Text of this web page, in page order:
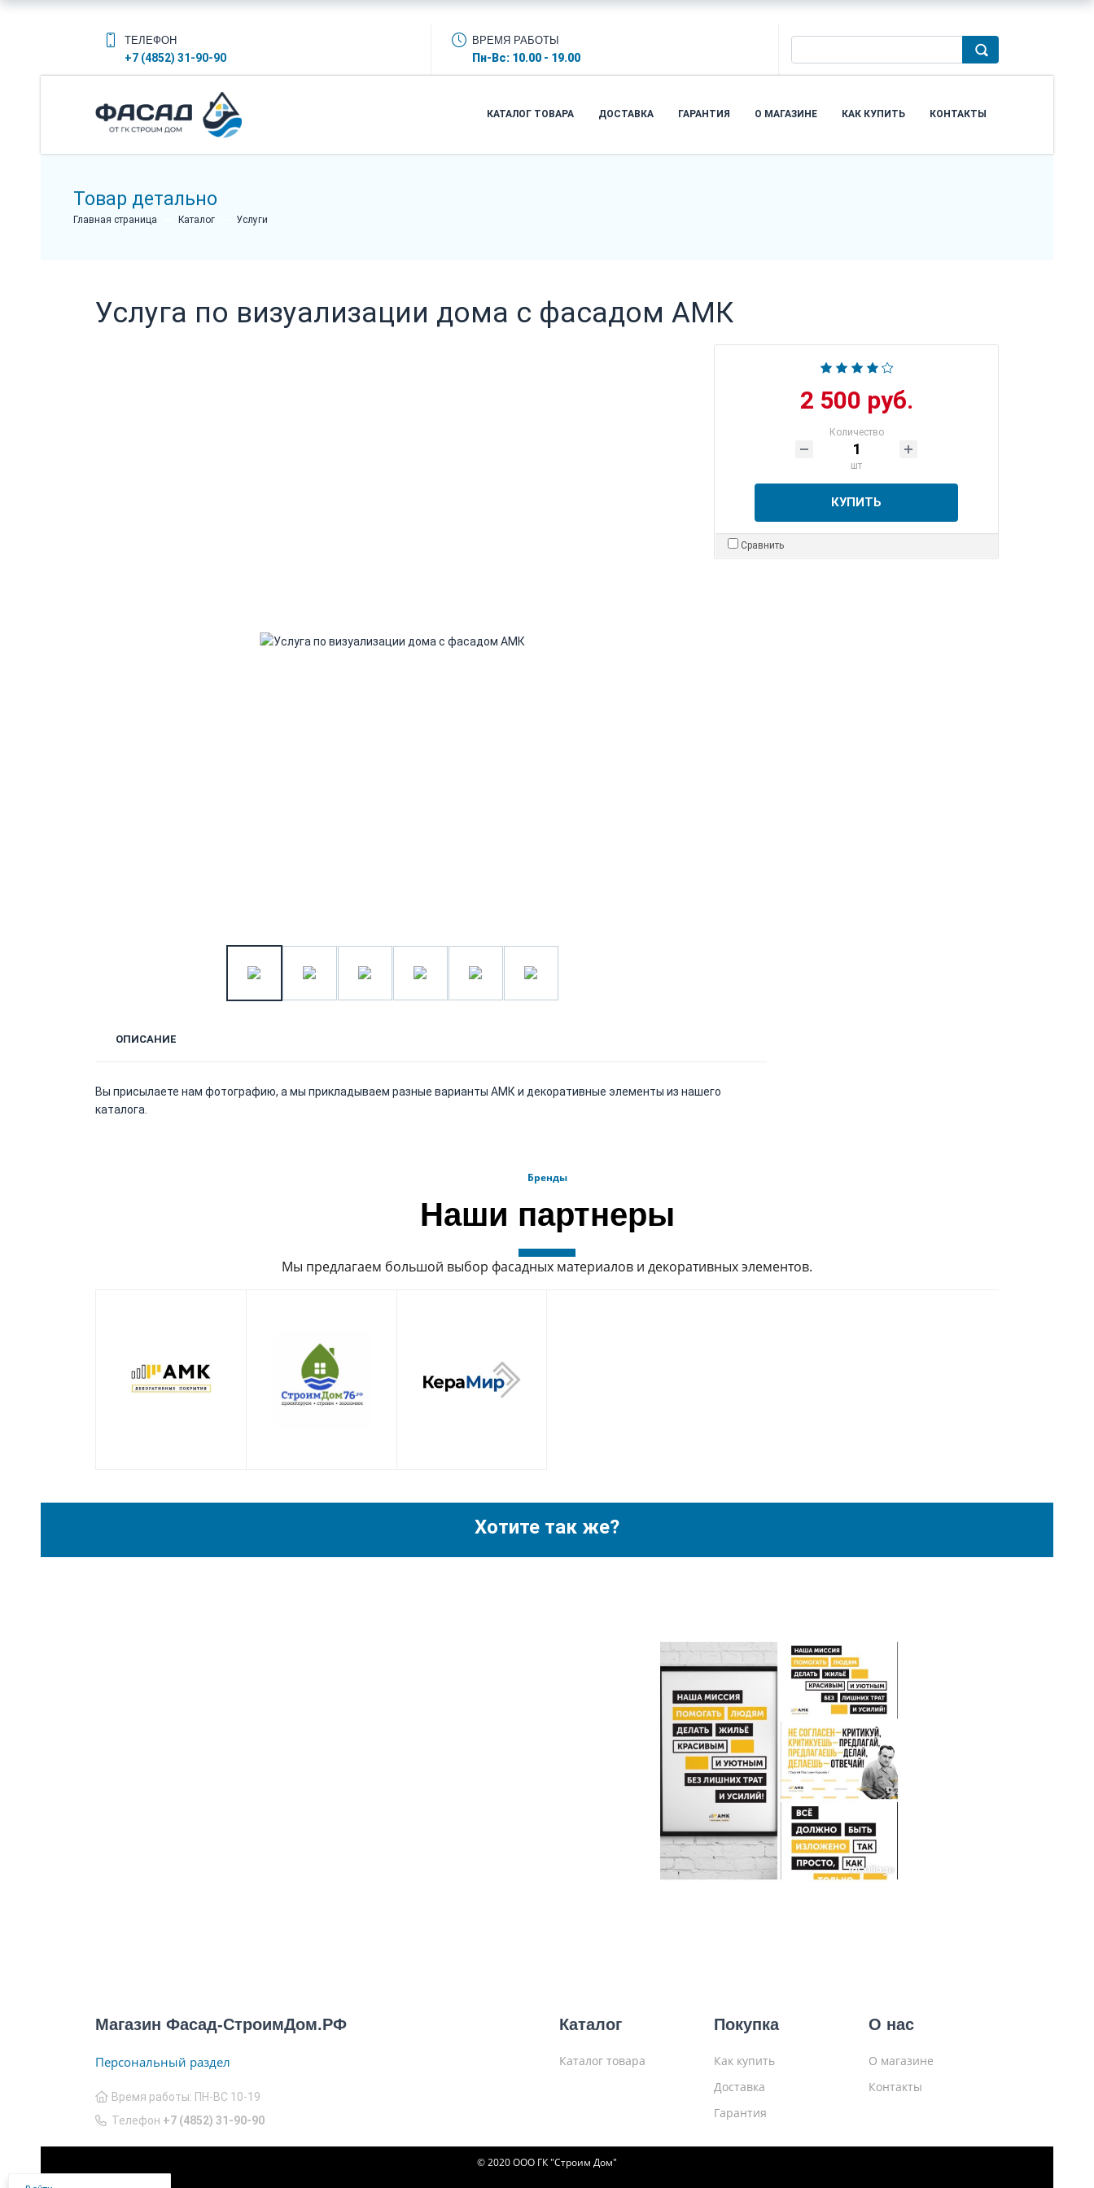
ТЕЛЕФОН
+7 (4852) 31-90-90
ВРЕМЯ РАБОТЫ
Пн-Вс: 10.00 - 19.00
КАТАЛОГ ТОВАРА ДОСТАВКА ГАРАНТИЯ О МАГАЗИНЕ КАК КУПИТЬ КОНТАКТЫ
Товар детально
Главная страница Каталог Услуги
Услуга по визуализации дома с фасадом АМК
2 500 руб.
Количество
шт
КУПИТЬ
Сравнить
ОПИСАНИЕ
Вы присылаете нам фотографию, а мы прикладываем разные варианты АМК и декоративные элементы из нашего
каталога.
Бренды
Наши партнеры
Мы предлагаем большой выбор фасадных материалов и декоративных элементов.
Хотите так же?
Магазин Фасад-СтроимДом.РФ
Персональный раздел
Время работы: ПН-ВС 10-19
Телефон +7 (4852) 31-90-90
Каталог
Каталог товара
Покупка
Как купить
Доставка
Гарантия
О нас
О магазине
Контакты
© 2020 ООО ГК "Строим Дом"